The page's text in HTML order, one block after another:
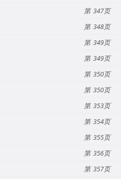
347
348
349
349
350
350
353
354
355
356
357